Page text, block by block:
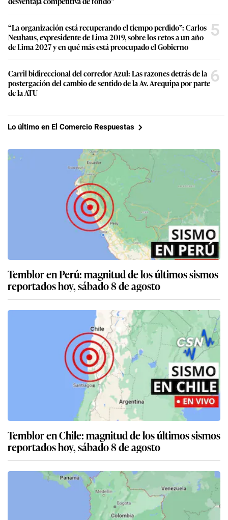
“La organización está recuperando el tiempo perdido”: Carlos
Neuhaus, expresidente de Lima 2019, sobre los retos a un año
de Lima 2027 y en qué más está preocupado el Gobierno
5
Carril bidireccional del corredor Azul: Las razones detrás de la
postergación del cambio de sentido de la Av. Arequipa por parte
de la ATU
6
Lo último en El Comercio Respuestas
Temblor en Perú: magnitud de los últimos sismos
reportados hoy, sábado 8 de agosto
Temblor en Chile: magnitud de los últimos sismos
reportados hoy, sábado 8 de agosto